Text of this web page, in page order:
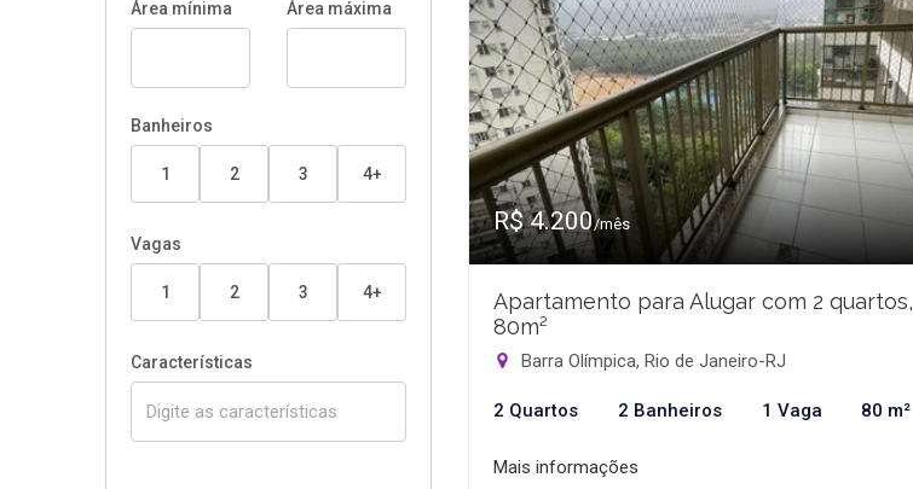
Área mínima Área máxima
Banheiros
1 2 3 4+
Vagas
1 2 3 4+
Características
R$ 4.200/mês
Apartamento para Alugar com 2 quartos,
80m²
Barra Olímpica, Rio de Janeiro-RJ
2 Quartos 2 Banheiros 1 Vaga 80 m²
Mais informações